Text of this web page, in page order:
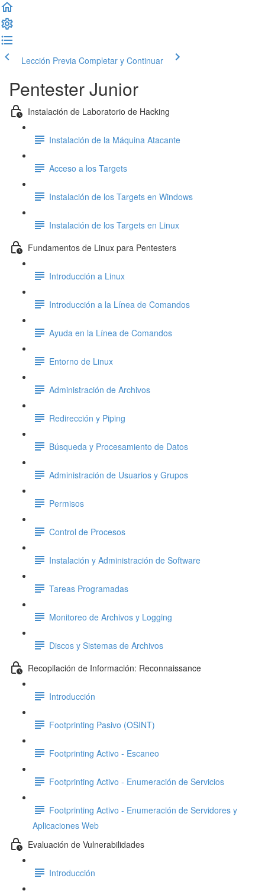
Lección Previa Completar y Continuar
Pentester Junior
Instalación de Laboratorio de Hacking
Instalación de la Máquina Atacante
Acceso a los Targets
Instalación de los Targets en Windows
Instalación de los Targets en Linux
Fundamentos de Linux para Pentesters
Introducción a Linux
Introducción a la Línea de Comandos
Ayuda en la Línea de Comandos
Entorno de Linux
Administración de Archivos
Redirección y Piping
Búsqueda y Procesamiento de Datos
Administración de Usuarios y Grupos
Permisos
Control de Procesos
Instalación y Administración de Software
Tareas Programadas
Monitoreo de Archivos y Logging
Discos y Sistemas de Archivos
Recopilación de Información: Reconnaissance
Introducción
Footprinting Pasivo (OSINT)
Footprinting Activo - Escaneo
Footprinting Activo - Enumeración de Servicios
Footprinting Activo - Enumeración de Servidores y
Aplicaciones Web
Evaluación de Vulnerabilidades
Introducción